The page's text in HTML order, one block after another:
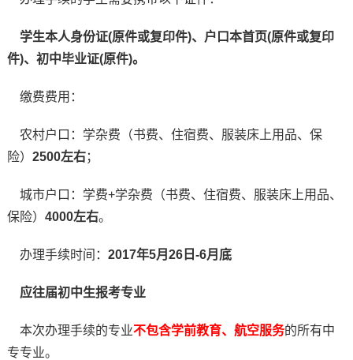
学生本人身份证(原件或复印件)、户口本首页(原件或复印
件)、初中毕业证(原件)。
缴费费用：
农村户口：学杂费（书费、住宿费、服装床上用品、保
险） 2500左右；
城市户口：学费+学杂费（书费、住宿费、服装床上用品、
保险） 4000左右。
办理手续时间： 2017年5月26日-6月底
应往届初中生报考专业
本次办理手续的专业不包含学前教育、航空服务的所有中
专专业。